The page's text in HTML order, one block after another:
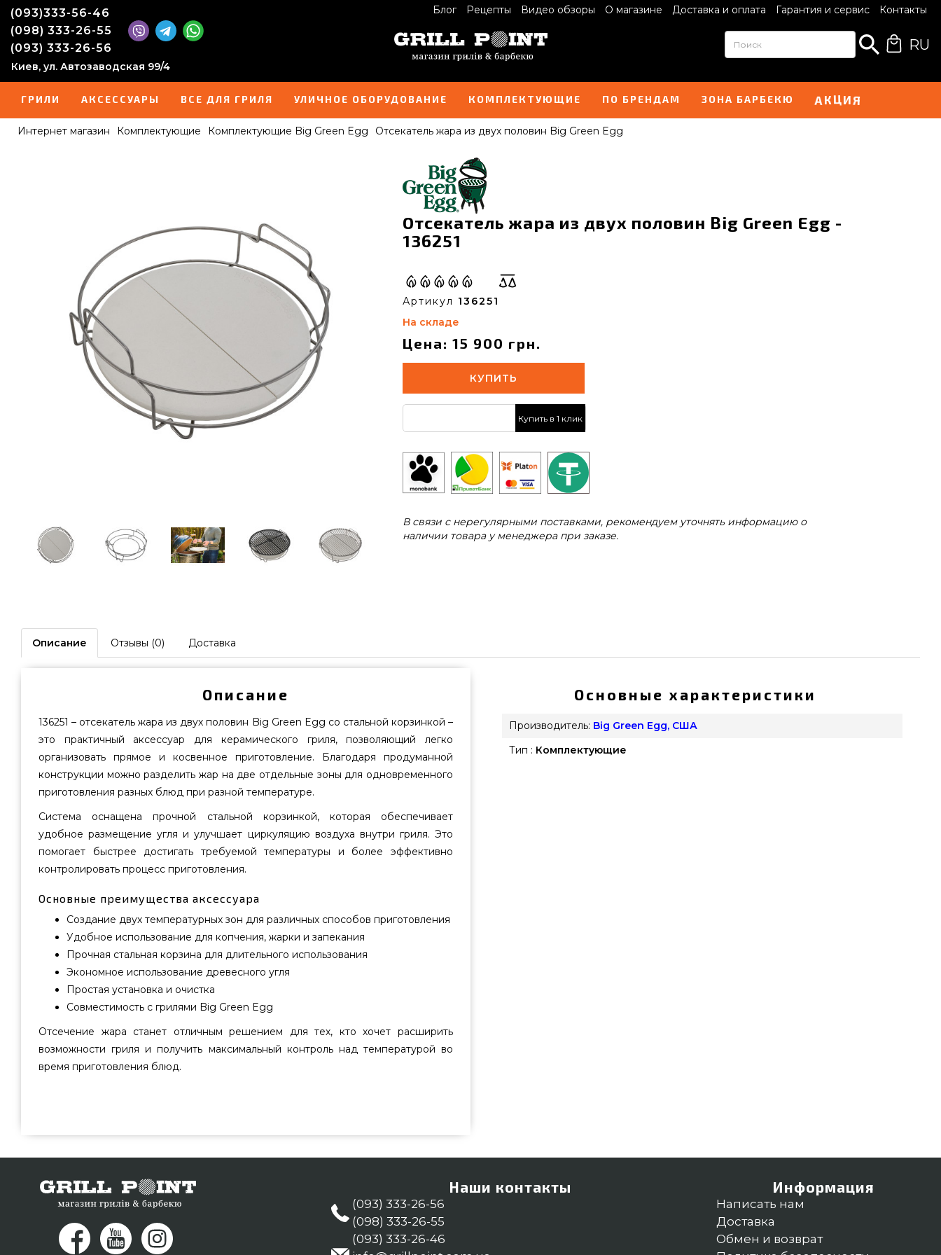
Блог Рецепты Видео обзоры О магазине Доставка и оплата Гарантия и сервис Контакты
(093)333-56-46
(098) 333-26-55
(093) 333-26-56
Киев, ул. Автозаводская 99/4
RU
ГРИЛИ АКСЕССУАРЫ ВСЕ ДЛЯ ГРИЛЯ УЛИЧНОЕ ОБОРУДОВАНИЕ КОМПЛЕКТУЮЩИЕ ПО БРЕНДАМ ЗОНА БАРБЕКЮ АКЦИЯ
Интернет магазин Комплектующие Комплектующие Big Green Egg Отсекатель жара из двух половин Big Green Egg
Отсекатель жара из двух половин Big Green Egg -
136251
Артикул 136251
На складе
Цена: 15 900 грн.
КУПИТЬ
Купить в 1 клик
В связи с нерегулярными поставками, рекомендуем уточнять информацию о
наличии товара у менеджера при заказе.
Описание Отзывы (0) Доставка
Описание
136251 – отсекатель жара из двух половин Big Green Egg со стальной корзинкой –
это практичный аксессуар для керамического гриля, позволяющий легко
организовать прямое и косвенное приготовление. Благодаря продуманной
конструкции можно разделить жар на две отдельные зоны для одновременного
приготовления разных блюд при разной температуре.
Система оснащена прочной стальной корзинкой, которая обеспечивает
удобное размещение угля и улучшает циркуляцию воздуха внутри гриля. Это
помогает быстрее достигать требуемой температуры и более эффективно
контролировать процесс приготовления.
Основные преимущества аксессуара
Создание двух температурных зон для различных способов приготовления
Удобное использование для копчения, жарки и запекания
Прочная стальная корзина для длительного использования
Экономное использование древесного угля
Простая установка и очистка
Совместимость с грилями Big Green Egg
Отсечение жара станет отличным решением для тех, кто хочет расширить
возможности гриля и получить максимальный контроль над температурой во
время приготовления блюд.
магазине грилей и аксессуаров GrillPoint. Выгодные предложения на Комплектующие
Big Green Egg в интернет магазине Гриль Поинт. Напишите нашим специалистам на
Львов, Черновцы, Мариуполь
Основные характеристики
Производитель: Big Green Egg, США
Тип : Комплектующие
Наши контакты
(093) 333-26-56
(098) 333-26-55
(093) 333-26-46
Информация
Написать нам
Доставка
Обмен и возврат